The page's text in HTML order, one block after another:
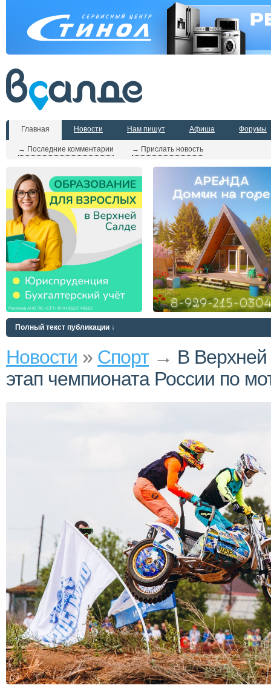
Главная
→ Последние комментарии → Прислать новость
Новости Нам пишут Афиша Форумы
Полный текст публикации ↓
Новости » Спорт → В
этап чемпионата России по